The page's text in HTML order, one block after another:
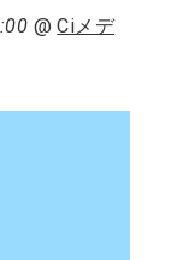
@Ciメデ